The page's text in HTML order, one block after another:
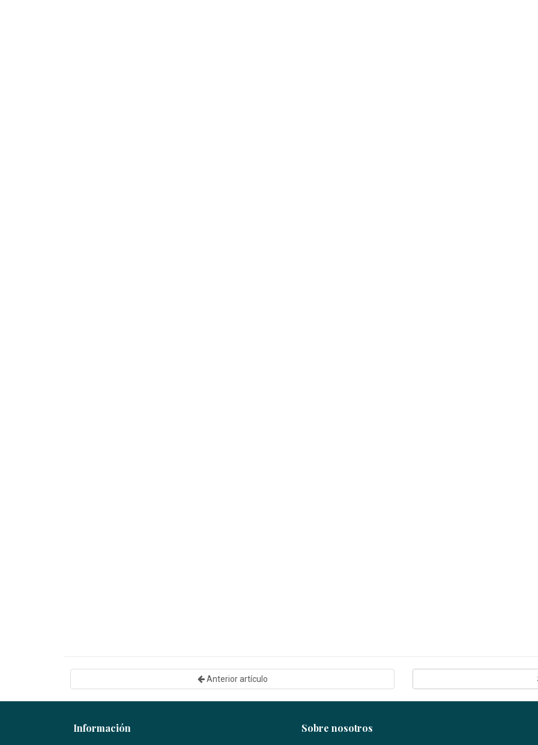
Anterior artículo
Información Sobre nosotros